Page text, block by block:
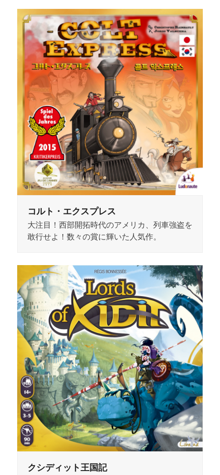
コルト・エクスプレス
大注目！西部開拓時代のアメリカ、列車強盗を
敢行せよ！数々の賞に輝いた人気作。
クシディット王国記